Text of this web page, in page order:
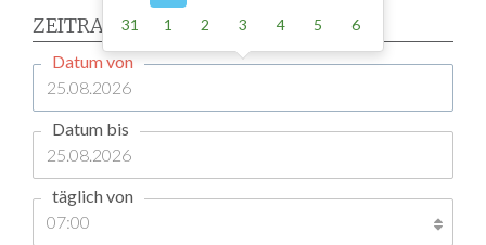
ZEITRAUM
Datum von
Datum bis
täglich von
31
1 2 3 4 5 6